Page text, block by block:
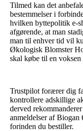
Tilmed kan det
bestemmelser i
hvilken byttepolitik e-
afgørende, at man
man til enhver tid vil
Økologisk Blomster
skal købe til en voksen
Trustpilot forærer dig
kontrollere adskillige
derved
anmeldelser af
forinden du bestiller.